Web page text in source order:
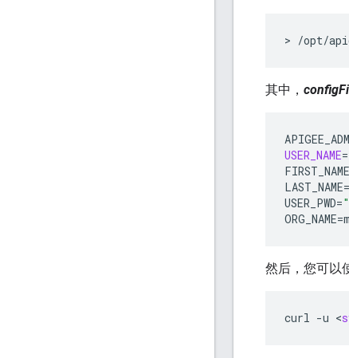
> /opt/
其中，
USER_NAME=
FIRST_NAME
LAST_NAME=
USER_PWD=
ORG_NAME=
然后，您可以
curl -u <